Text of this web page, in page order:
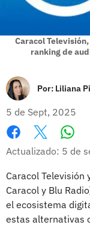
Caracol
ranking de
Por: Liliana
5 de Sept, 2025
Facebook
X
Actualizado: 5 de
Caracol
Caracol y Blu
el ecosistema
estas alternativas